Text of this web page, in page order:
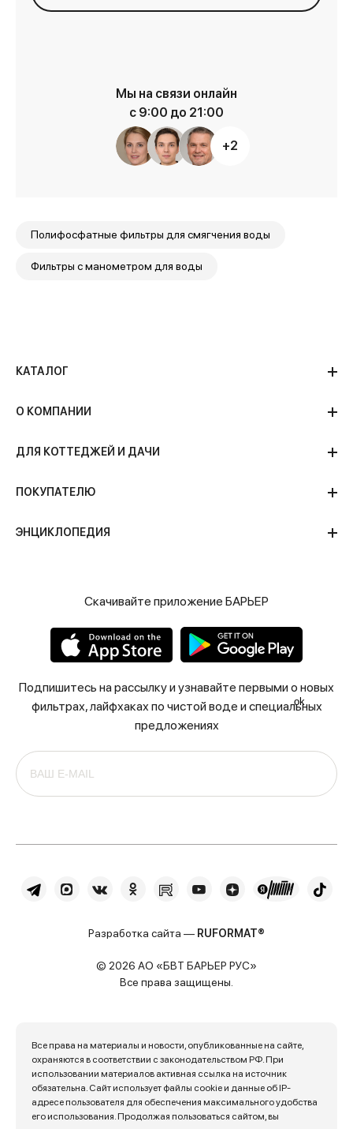
Мы на связи онлайн
с 9:00 до 21:00
+2
Полифосфатные фильтры для смягчения воды
Фильтры с манометром для воды
КАТАЛОГ
О КОМПАНИИ
ДЛЯ КОТТЕДЖЕЙ И ДАЧИ
ПОКУПАТЕЛЮ
ЭНЦИКЛОПЕДИЯ
Скачивайте приложение БАРЬЕР
Подпишитесь на рассылку и узнавайте первыми о новых
фильтрах, лайфхаках по чистой воде и специальных
предложениях
ok
Разработка сайта — RUFORMAT®
© 2026 АО «БВТ БАРЬЕР РУС»
Все права защищены.
Все права на материалы и новости, опубликованные на сайте,
охраняются в соответствии с законодательством РФ. При
использовании материалов активная ссылка на источник
обязательна. Сайт использует файлы cookie и данные об IP-
адресе пользователя для обеспечения максимального удобства
его использования. Продолжая пользоваться сайтом, вы